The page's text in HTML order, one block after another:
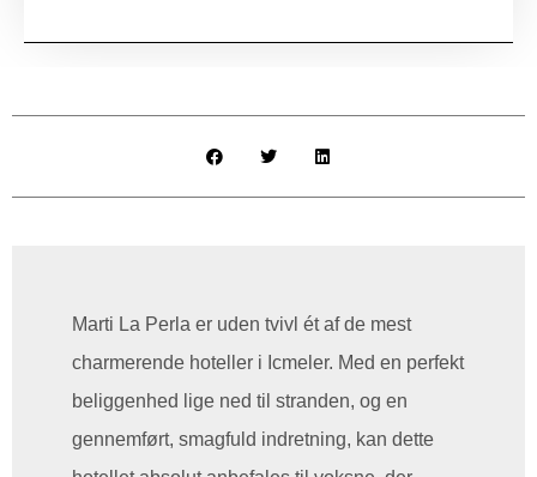
Marti La Perla er uden tvivl ét af de mest
charmerende hoteller i Icmeler. Med en perfekt
beliggenhed lige ned til stranden, og en
gennemført, smagfuld indretning, kan dette